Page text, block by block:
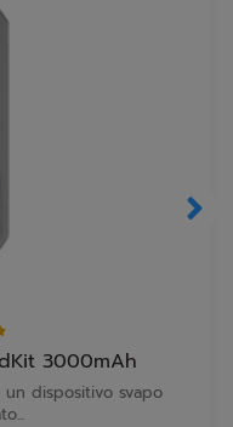
3000mAh
dispositivo svapo